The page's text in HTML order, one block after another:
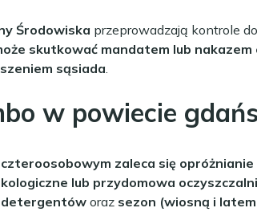
Środowiska przeprowadzają kontrole
skutkować mandatem lub nakazem
sąsiada
w powiecie
zaleca się opróżnianie
lub przydomowa
detergentów oraz sezon (wiosną i